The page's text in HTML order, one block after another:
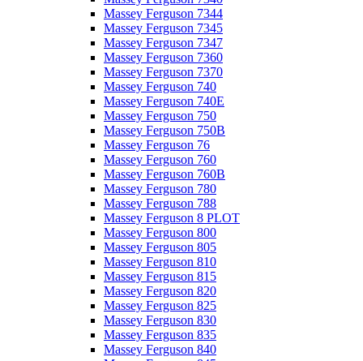
Massey Ferguson 7344
Massey Ferguson 7345
Massey Ferguson 7347
Massey Ferguson 7360
Massey Ferguson 7370
Massey Ferguson 740
Massey Ferguson 740E
Massey Ferguson 750
Massey Ferguson 750B
Massey Ferguson 76
Massey Ferguson 760
Massey Ferguson 760B
Massey Ferguson 780
Massey Ferguson 788
Massey Ferguson 8 PLOT
Massey Ferguson 800
Massey Ferguson 805
Massey Ferguson 810
Massey Ferguson 815
Massey Ferguson 820
Massey Ferguson 825
Massey Ferguson 830
Massey Ferguson 835
Massey Ferguson 840